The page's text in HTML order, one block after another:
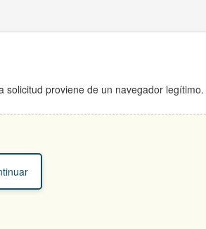
solicitud proviene de un navegador legítimo.